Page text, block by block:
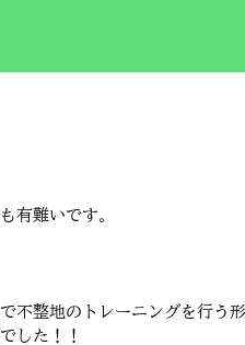
有難いです。
整地のトレーニングを行う
した！！